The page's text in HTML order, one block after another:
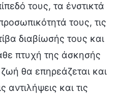
τους, τα ένστικτά
τους, τις
διαβίωσής τους και
πτυχή της άσκησής
θα επηρεάζεται και
αντιλήψεις και τις